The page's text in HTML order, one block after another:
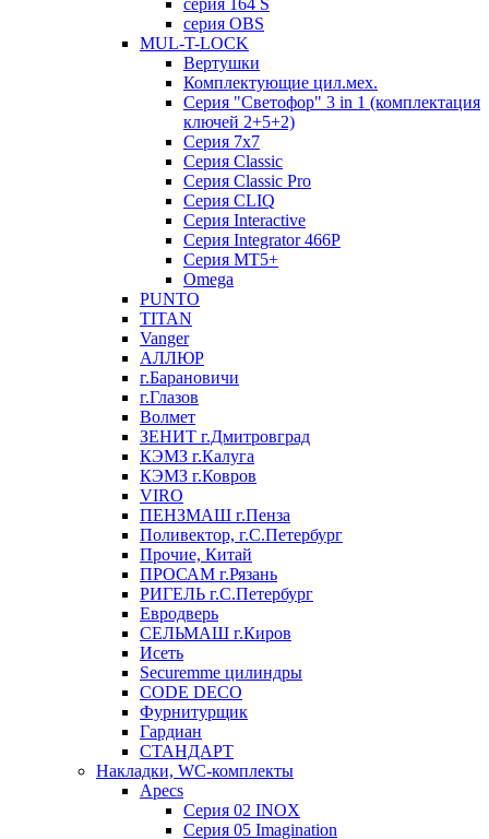
серия 164 S
серия OBS
MUL-T-LOCK
Вертушки
Комплектующие цил.мех.
Серия "Светофор" 3 in 1 (комплектация
ключей 2+5+2)
Серия 7х7
Серия Classic
Серия Classic Pro
Серия CLIQ
Серия Interactive
Серия Integrator 466P
Серия MT5+
Omega
PUNTO
TITAN
Vanger
АЛЛЮР
г.Барановичи
г.Глазов
Волмет
ЗЕНИТ г.Дмитровград
КЭМЗ г.Калуга
КЭМЗ г.Ковров
VIRO
ПЕНЗМАШ г.Пенза
Поливектор, г.С.Петербург
Прочие, Китай
ПРОСАМ г.Рязань
РИГЕЛЬ г.С.Петербург
Евродверь
СЕЛЬМАШ г.Киров
Исеть
Securemme цилиндры
CODE DECO
Фурнитурщик
Гардиан
СТАНДАРТ
Накладки, WC-комплекты
Apecs
Cерия 02 INOX
Cерия 05 Imagination